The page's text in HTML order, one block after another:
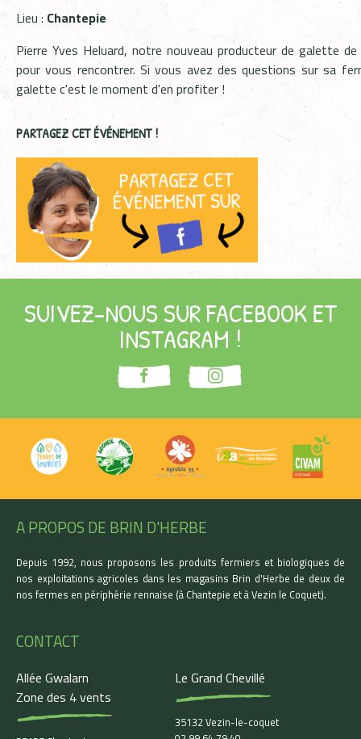
Lieu : Chantepie
Pierre Yves Heluard, notre nouveau producteur de galette
pour vous rencontrer. Si vous avez des questions sur sa
galette c'est le moment d'en profiter !
PARTAGEZ CET ÉVÉNEMENT !
SUIVEZ-NOUS SUR FACEBOOK ET
INSTAGRAM !
A PROPOS DE BRIN D'HERBE
Depuis 1992, nous proposons les produits fermiers et biologiques de
nos exploitations agricoles dans les magasins Brin d'Herbe de deux de
nos fermes en périphérie rennaise (à Chantepie et à Vezin le Coquet).
CONTACT
Allée Gwalarn
Zone des 4 vents
Le Grand Chevillé
35132 Vezin-le-coquet